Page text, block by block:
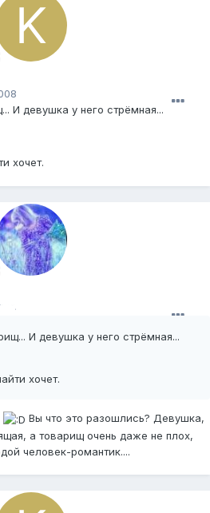
И девушка у него стрёмная...
хочет.
И девушка у него стрёмная...
хочет.
Вы что это разошлись? Девушка,
а товарищ очень даже не плох,
человек-романтик....